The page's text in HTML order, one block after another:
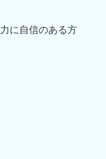
に自信のある方